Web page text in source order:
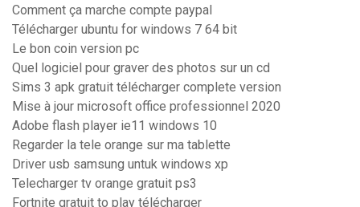
Comment ça marche compte paypal
Télécharger ubuntu for windows 7 64 bit
Le bon coin version pc
Quel logiciel pour graver des photos sur un cd
Sims 3 apk gratuit télécharger complete version
Mise à jour microsoft office professionnel 2020
Adobe flash player ie11 windows 10
Regarder la tele orange sur ma tablette
Driver usb samsung untuk windows xp
Telecharger tv orange gratuit ps3
Fortnite gratuit to play télécharger